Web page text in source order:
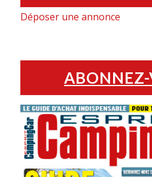
Déposer une annonce
ABONNEZ-